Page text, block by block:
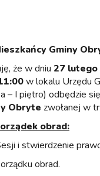
Gminy
że w dniu 27 lutego
w lokalu Urzędu
– I piętro) odbędzie
Obryte zwołanej w
obrad:
i stwierdzenie
obrad.